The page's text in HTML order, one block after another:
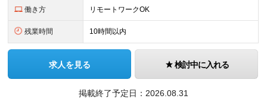
働き方 リモートワークOK
残業時間 10時間以内
求人を見る 検討中に入れる
掲載終了予定日： 2026.08.31